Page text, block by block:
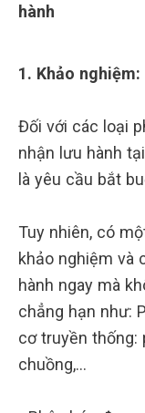
hành
1. Khảo nghiệm:
Đối với các loại
nhận lưu hành
là yêu cầu bắt
Tuy nhiên, có
khảo nghiệm và
hành ngay mà
chẳng hạn như:
cơ truyền thống:
chuồng,…